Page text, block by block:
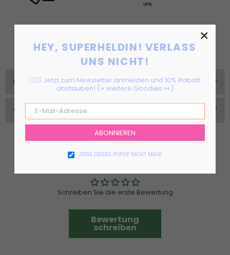
HEY, SUPERHELDIN! VERLASS
UNS NICHT!
🦸🏻‍♀️ Jetzt zum Newsletter anmelden und 10% Rabatt
abstauben! (+ weitere Goodies 👀)
ABONNIEREN
ZEIGE DIESES POPUP NICHT MEHR
×
RÜCKGABE & VERSAND
GRÖßEN & PASSFORM
Schreiben Sie die erste Bewertung
Bewertung
schreiben